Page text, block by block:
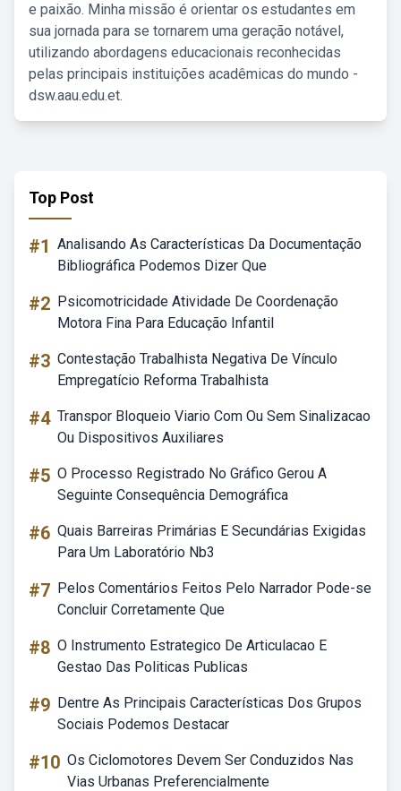
e paixão. Minha missão é orientar os estudantes em
sua jornada para se tornarem uma geração notável,
utilizando abordagens educacionais reconhecidas
pelas principais instituições acadêmicas do mundo -
dsw.aau.edu.et.
Top Post
#1 Analisando As Características Da Documentação
Bibliográfica Podemos Dizer Que
#2 Psicomotricidade Atividade De Coordenação
Motora Fina Para Educação Infantil
#3 Contestação Trabalhista Negativa De Vínculo
Empregatício Reforma Trabalhista
#4 Transpor Bloqueio Viario Com Ou Sem Sinalizacao
Ou Dispositivos Auxiliares
#5 O Processo Registrado No Gráfico Gerou A
Seguinte Consequência Demográfica
#6 Quais Barreiras Primárias E Secundárias Exigidas
Para Um Laboratório Nb3
#7 Pelos Comentários Feitos Pelo Narrador Pode-se
Concluir Corretamente Que
#8 O Instrumento Estrategico De Articulacao E
Gestao Das Politicas Publicas
#9 Dentre As Principais Características Dos Grupos
Sociais Podemos Destacar
#10 Os Ciclomotores Devem Ser Conduzidos Nas
Vias Urbanas Preferencialmente